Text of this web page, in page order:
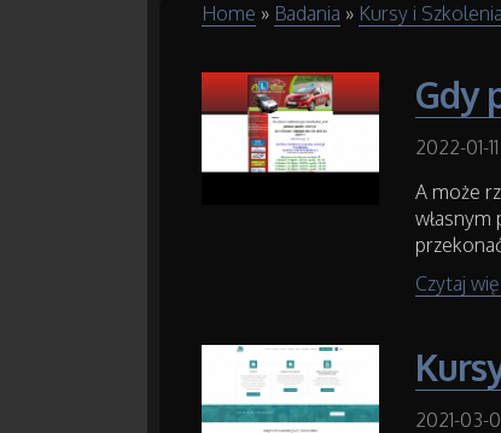
Home » Badania » Kursy i Szkolenia
Gdy
2022-01-11
A może
własnym
Czytaj
2021-03-